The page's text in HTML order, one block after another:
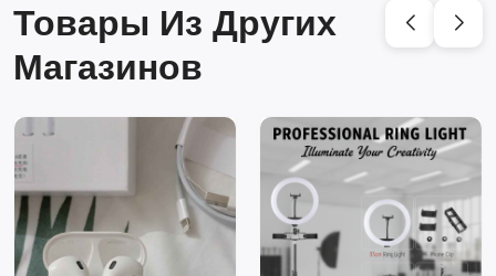
Товары Из Других
Магазинов